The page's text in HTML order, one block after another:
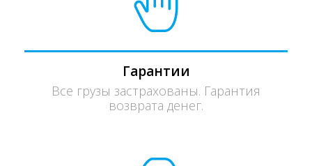
Гарантии
Все грузы застрахованы. Гарантия
возврата денег.